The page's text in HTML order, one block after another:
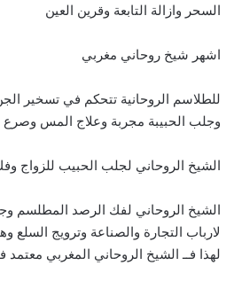
السحر وازالة التابعة وقرين العين
اشهر شيخ روحاني مغربي
للطلاسم الروحانية تتحكم في تسخير
وجلب الحبيبة مجربة وعلاج المس وصرع
الشيخ الروحاني لجلب الحبيب للزواج
الشيخ الروحاني لفك الرصد المطلسم
لارباب التجارة والصناعة وترويج
لهذا فــ الشيخ الروحاني المغربي